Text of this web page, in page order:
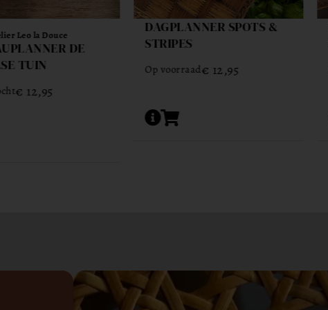
€ 12,95
WEEKPLANNER PALM
SPRINGS
Op voorraad€ 12,95